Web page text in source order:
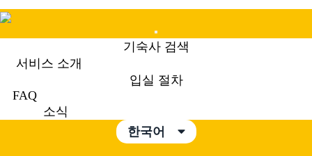
Mobile
Menu
기숙사 검색
서비스 소개
입실 절차
FAQ
소식
한국어